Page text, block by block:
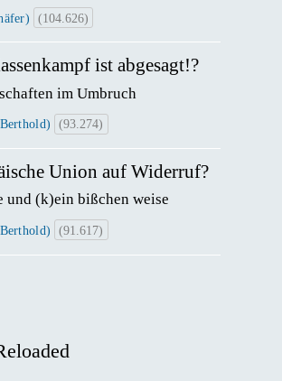
(104.626)
ist abgesagt!?
im Umbruch
(93.274)
Union auf Widerruf?
und (k)ein bißchen weise
(91.617)